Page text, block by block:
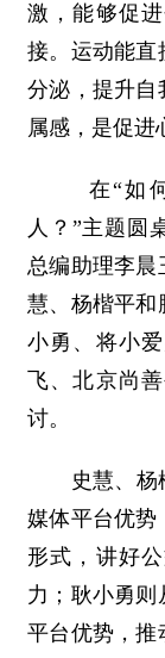
激，能够促
接。运动能直
分泌，提升自
属感，是促进
在“如何
人？”主题圆
总编助理李晨
慧、杨楷平和
小勇、将小
飞、北京尚
讨。
史慧、杨楷
媒体平台优势
形式，讲好
力；耿小勇
平台优势，推